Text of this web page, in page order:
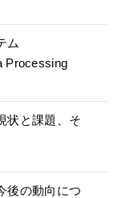
ム
Processing
状と課題、そ
後の動向につ